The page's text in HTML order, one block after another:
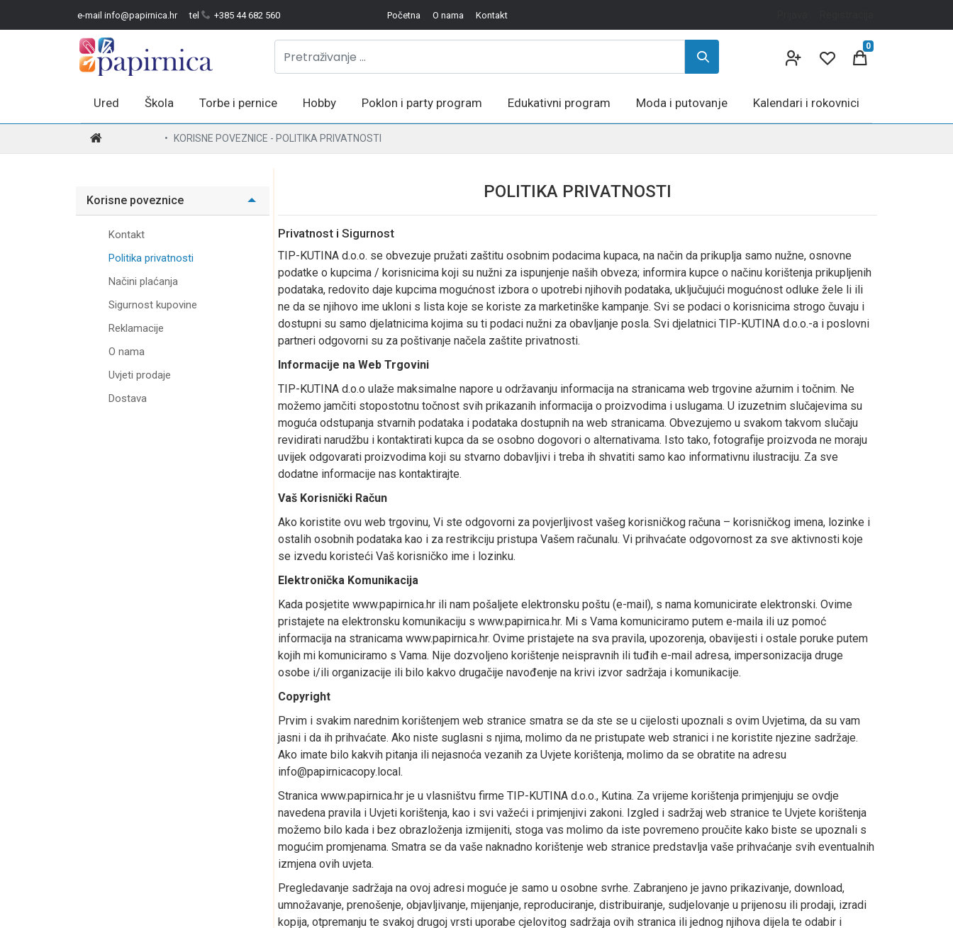
e-mail info@papirnica.hr tel +385 44 682 560 Početna O nama Kontakt
0
Ured Škola Torbe i pernice Hobby Poklon i party program Edukativni program Moda i putovanje Kalendari i rokovnici
KORISNE POVEZNICE - POLITIKA PRIVATNOSTI
Korisne poveznice
Kontakt
Politika privatnosti
Načini plaćanja
Sigurnost kupovine
Reklamacije
O nama
Uvjeti prodaje
Dostava
POLITIKA PRIVATNOSTI
Privatnost i Sigurnost
TIP-KUTINA d.o.o. se obvezuje pružati zaštitu osobnim podacima kupaca, na način da prikuplja samo nužne, osnovne
podatke o kupcima / korisnicima koji su nužni za ispunjenje naših obveza; informira kupce o načinu korištenja prikupljenih
podataka, redovito daje kupcima mogućnost izbora o upotrebi njihovih podataka, uključujući mogućnost odluke žele li ili
ne da se njihovo ime ukloni s lista koje se koriste za marketinške kampanje. Svi se podaci o korisnicima strogo čuvaju i
dostupni su samo djelatnicima kojima su ti podaci nužni za obavljanje posla. Svi djelatnici TIP-KUTINA d.o.o.-a i poslovni
partneri odgovorni su za poštivanje načela zaštite privatnosti.
Informacije na Web Trgovini
TIP-KUTINA d.o.o ulaže maksimalne napore u održavanju informacija na stranicama web trgovine ažurnim i točnim. Ne
možemo jamčiti stopostotnu točnost svih prikazanih informacija o proizvodima i uslugama. U izuzetnim slučajevima su
moguća odstupanja stvarnih podataka i podataka dostupnih na web stranicama. Obvezujemo u svakom takvom slučaju
revidirati narudžbu i kontaktirati kupca da se osobno dogovori o alternativama. Isto tako, fotografije proizvoda ne moraju
uvijek odgovarati proizvodima koji su stvarno dobavljivi i treba ih shvatiti samo kao informativnu ilustraciju. Za sve
dodatne informacije nas kontaktirajte.
Vaš Korisnički Račun
Ako koristite ovu web trgovinu, Vi ste odgovorni za povjerljivost vašeg korisničkog računa – korisničkog imena, lozinke i
ostalih osobnih podataka kao i za restrikciju pristupa Vašem računalu. Vi prihvaćate odgovornost za sve aktivnosti koje
se izvedu koristeći Vaš korisničko ime i lozinku.
Elektronička Komunikacija
Kada posjetite www.papirnica.hr ili nam pošaljete elektronsku poštu (e-mail), s nama komunicirate elektronski. Ovime
pristajete na elektronsku komunikaciju s www.papirnica.hr. Mi s Vama komuniciramo putem e-maila ili uz pomoć
informacija na stranicama www.papirnica.hr. Ovime pristajete na sva pravila, upozorenja, obavijesti i ostale poruke putem
kojih mi komuniciramo s Vama. Nije dozvoljeno korištenje neispravnih ili tuđih e-mail adresa, impersonizacija druge
osobe i/ili organizacije ili bilo kakvo drugačije navođenje na krivi izvor sadržaja i komunikacije.
Copyright
Prvim i svakim narednim korištenjem web stranice smatra se da ste se u cijelosti upoznali s ovim Uvjetima, da su vam
jasni i da ih prihvaćate. Ako niste suglasni s njima, molimo da ne pristupate web stranici i ne koristite njezine sadržaje.
Ako imate bilo kakvih pitanja ili nejasnoća vezanih za Uvjete korištenja, molimo da se obratite na adresu
info@papirnicacopy.local.
Stranica www.papirnica.hr je u vlasništvu firme TIP-KUTINA d.o.o., Kutina. Za vrijeme korištenja primjenjuju se ovdje
navedena pravila i Uvjeti korištenja, kao i svi važeći i primjenjivi zakoni. Izgled i sadržaj web stranice te Uvjete korištenja
možemo bilo kada i bez obrazloženja izmijeniti, stoga vas molimo da iste povremeno proučite kako biste se upoznali s
mogućim promjenama. Smatra se da vaše naknadno korištenje web stranice predstavlja vaše prihvaćanje svih eventualnih
izmjena ovih uvjeta.
Pregledavanje sadržaja na ovoj adresi moguće je samo u osobne svrhe. Zabranjeno je javno prikazivanje, download,
umnožavanje, prenošenje, objavljivanje, mijenjanje, reproduciranje, distribuiranje, sudjelovanje u prijenosu ili prodaji, izradi
kopija, otpremanju te svakoj drugoj vrsti uporabe cjelovitog sadržaja ovih stranica ili jednog njihova dijela te odabir i